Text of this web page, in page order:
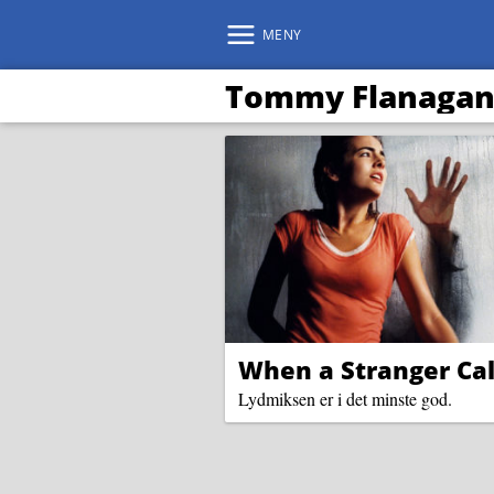
MENY
Tommy Flanagan
When a Stranger
Lydmiksen er i det minste god.